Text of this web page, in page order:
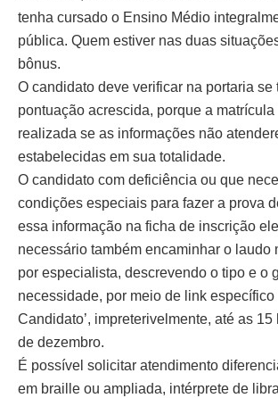
tenha cursado o Ensino Médio
pública. Quem estiver nas duas
bônus.
O candidato deve verificar na portaria se
pontuação acrescida, porque a
realizada se as informações não
estabelecidas em sua totalidade.
O candidato com deficiência ou que
condições especiais para fazer a prova
essa informação na ficha de inscrição
necessário também encaminhar o laudo
por especialista, descrevendo o tipo e o
necessidade, por meio de link específico
Candidato’, impreterivelmente, até as
de dezembro.
É possível solicitar atendimento
em braille ou ampliada, intérprete de